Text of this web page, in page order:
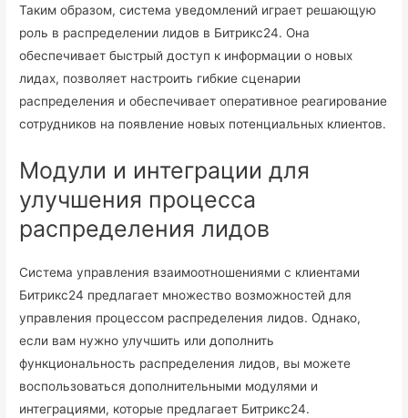
Таким образом, система уведомлений играет решающую
роль в распределении лидов в Битрикс24. Она
обеспечивает быстрый доступ к информации о новых
лидах, позволяет настроить гибкие сценарии
распределения и обеспечивает оперативное реагирование
сотрудников на появление новых потенциальных клиентов.
Модули и интеграции для
улучшения процесса
распределения лидов
Система управления взаимоотношениями с клиентами
Битрикс24 предлагает множество возможностей для
управления процессом распределения лидов. Однако,
если вам нужно улучшить или дополнить
функциональность распределения лидов, вы можете
воспользоваться дополнительными модулями и
интеграциями, которые предлагает Битрикс24.